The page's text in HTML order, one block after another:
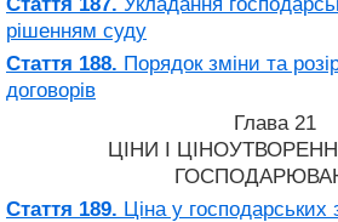
рішенням суду
Стаття 188. Порядок зміни та
договорів
Глава 21
ЦІНИ І
Стаття 189. Ціна у господарських